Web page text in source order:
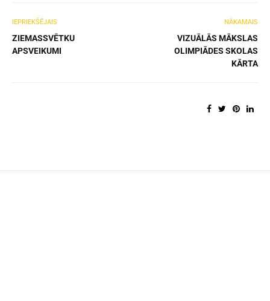
IEPRIEKŠĒJAIS
ZIEMASSVĒTKU
APSVEIKUMI
NĀKAMAIS
VIZUĀLĀS MĀKSLAS
OLIMPIĀDES SKOLAS
KĀRTA